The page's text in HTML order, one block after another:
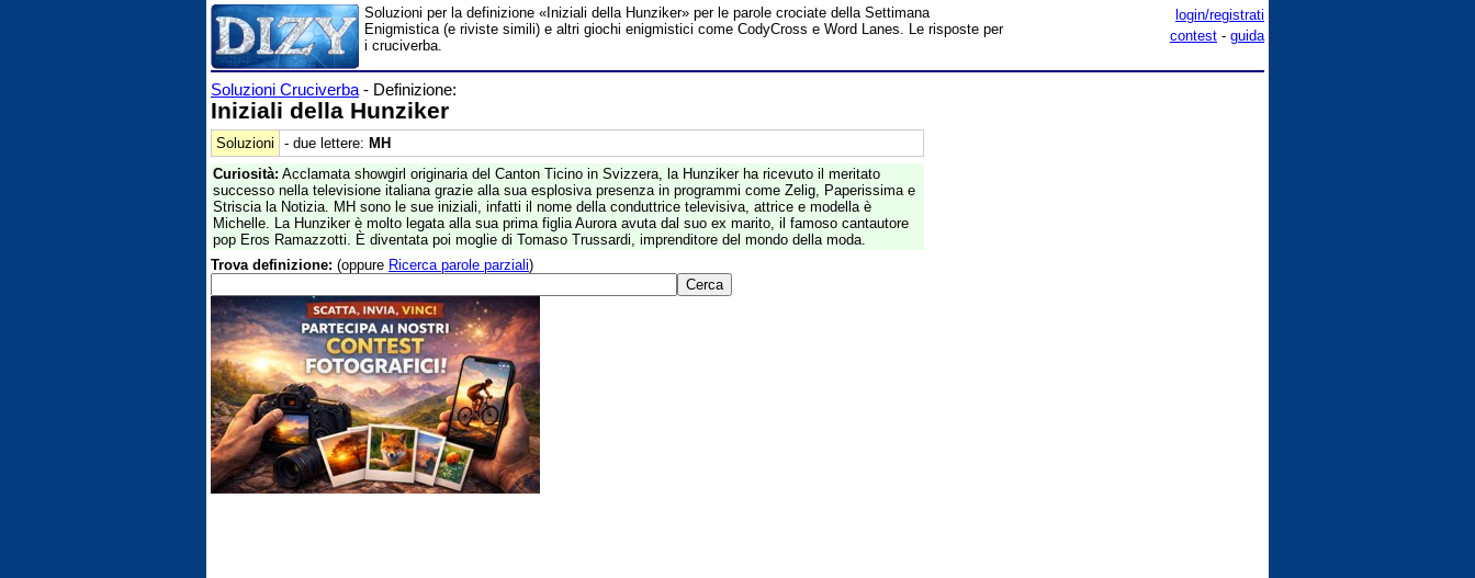
login/registrati
contest - guida
Soluzioni per la definizione «Iniziali della Hunziker» per le parole crociate della Settimana
Enigmistica (e riviste simili) e altri giochi enigmistici come CodyCross e Word Lanes. Le risposte per
i cruciverba.
Soluzioni Cruciverba - Definizione:
Iniziali della Hunziker
Soluzioni - due lettere: MH
Curiosità: Acclamata showgirl originaria del Canton Ticino in Svizzera, la Hunziker ha ricevuto il meritato
successo nella televisione italiana grazie alla sua esplosiva presenza in programmi come Zelig, Paperissima e
Striscia la Notizia. MH sono le sue iniziali, infatti il nome della conduttrice televisiva, attrice e modella è
Michelle. La Hunziker è molto legata alla sua prima figlia Aurora avuta dal suo ex marito, il famoso cantautore
pop Eros Ramazzotti. È diventata poi moglie di Tomaso Trussardi, imprenditore del mondo della moda.
Trova definizione: (oppure Ricerca parole parziali)